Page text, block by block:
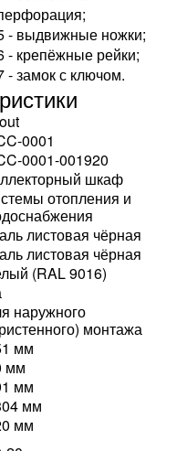
- выдвижные ножки;
- крепёжные рейки;
- замок с ключом.
0001
0001-001920
шкаф
отопления и
листовая чёрная
листовая чёрная
(RAL 9016)
наружного
монтажа
мм
мм
мм
мм
мм